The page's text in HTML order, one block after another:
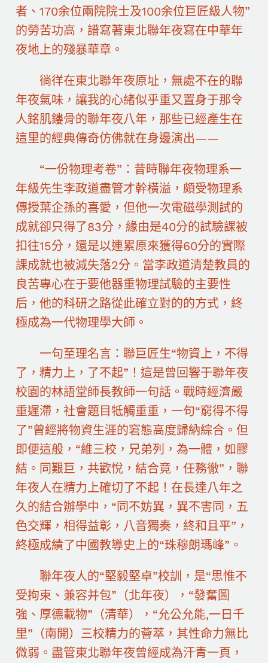
者、170余位兩院院士及100余位巨匠級人物”
的勞苦功高，譜寫著東北聯年夜寫在中華年
夜地上的殘暴華章。
徜徉在東北聯年夜原址，無處不在的聯
年夜氣味，讓我的心緒似乎重又置身于那令
人銘肌鏤骨的聯年夜八年，那些已經產生在
這里的經典傳奇仿佛就在身邊演出——
“一份物理考卷”：昔時聯年夜物理系一
年級先生李政道盡管才幹橫溢，頗受物理系
傳授葉企孫的喜愛，但他一次電磁學測試的
成就卻只得了83分，緣由是40分的試驗課被
扣往15分，還是以連累原來獲得60分的實際
課成就也被減失落2分。當李政道清楚教員的
良苦專心在于要他器重物理試驗的主要性
后，他的科研之路從此確立對的的方式，終
極成為一代物理學大師。
一句至理名言：聯巨匠生“物資上，不得
了，精力上，了不起”！這是曾回響于聯年夜
校園的林語堂師長教師一句話。戰時經濟嚴
重遲滯，社會題目牴觸重重，一句“窮得不得
了”曾經將物資生涯的窘態高度歸納綜合。但
即便這般，“維三校，兄弟列，為一體，如膠
結。同艱巨，共歡悅，結合竟，任務徹”，聯
年夜人在精力上確切了不起！在長達八年之
久的結合辦學中，“同不妨異，異不害同，五
色交輝，相得益彰，八音獨奏，終和且平”，
終極成績了中國教導史上的“珠穆朗瑪峰”。
聯年夜人的“堅毅堅卓”校訓，是“思惟不
受拘束、兼容并包”（北年夜），“發奮圖
強、厚德載物”（清華），“允公允能,一日千
里”（南開）三校精力的薈萃，其性命力無比
微弱。盡管東北聯年夜曾經成為汗青一頁，